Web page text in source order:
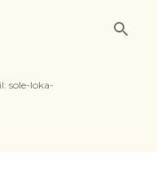
sole-loka-